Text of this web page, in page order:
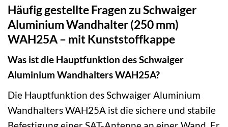
Häufig gestellte Fragen zu Schwaiger
Aluminium Wandhalter (250 mm)
WAH25A – mit Kunststoffkappe
Was ist die Hauptfunktion des Schwaiger
Aluminium Wandhalters WAH25A?
Die Hauptfunktion des Schwaiger Aluminium
Wandhalters WAH25A ist die sichere und stabile